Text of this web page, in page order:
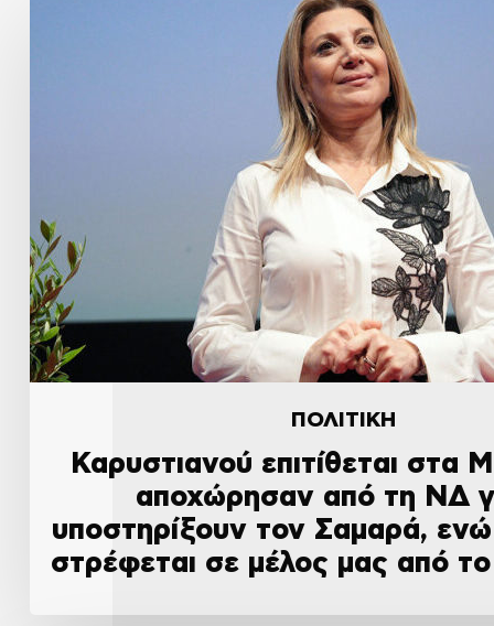
ΠΟΛΙΤΙΚΗ
Καρυστιανού επιτίθεται στα
αποχώρησαν από τη ΝΔ
υποστηρίξουν τον Σαμαρά,
στρέφεται σε μέλος μας από